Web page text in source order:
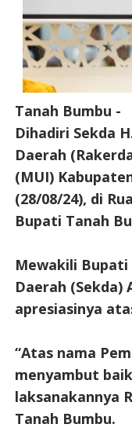
Tanah Bumbu -
Dihadiri Sekda
Daerah
(MUI)
(28/08/24), di
Bupati Tanah
Mewakili Bupati
Daerah (Sekda)
apresiasinya
“Atas nama
menyambut
laksanakannya
Tanah Bumbu.